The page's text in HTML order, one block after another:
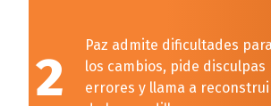
2
Paz admite dificultades
los cambios, pide disculpas
errores y llama a